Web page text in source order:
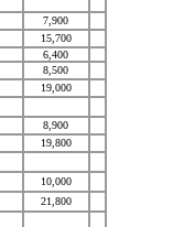
7,900
15,700
6,400
8,500
19,000
8,900
19,800
10,000
21,800